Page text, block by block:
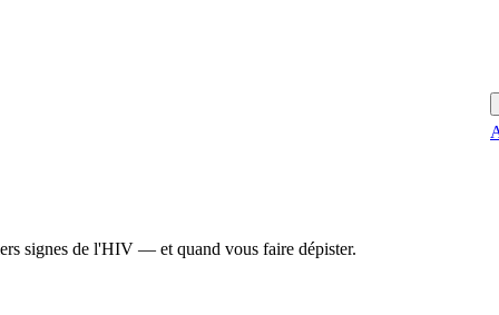
signes de l'HIV — et quand vous faire dépister.